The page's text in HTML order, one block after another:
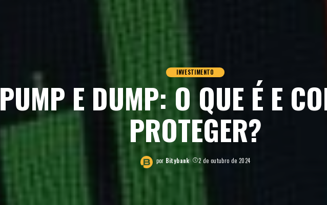
INVESTIMENTO
PUMP E DUMP: O QUE É E
PROTEGER?
por Bitybank 2 de outubro de 2024